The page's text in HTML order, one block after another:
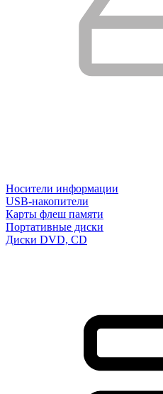
Носители информации
USB-накопители
Карты флеш памяти
Портативные диски
Диски DVD, CD